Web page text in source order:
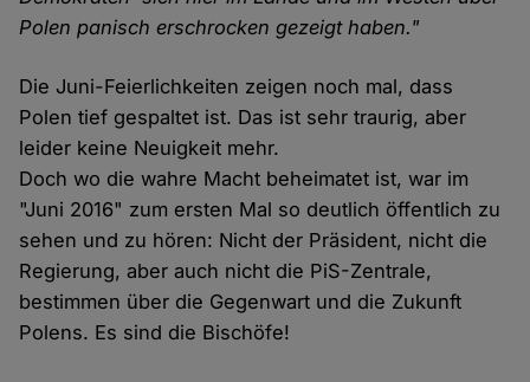
Polen panisch erschrocken gezeigt haben."
Die Juni-Feierlichkeiten zeigen noch mal, dass
Polen tief gespaltet ist. Das ist sehr traurig, aber
leider keine Neuigkeit mehr.
Doch wo die wahre Macht beheimatet ist, war im
"Juni 2016" zum ersten Mal so deutlich öffentlich zu
sehen und zu hören: Nicht der Präsident, nicht die
Regierung, aber auch nicht die PiS-Zentrale,
bestimmen über die Gegenwart und die Zukunft
Polens. Es sind die Bischöfe!